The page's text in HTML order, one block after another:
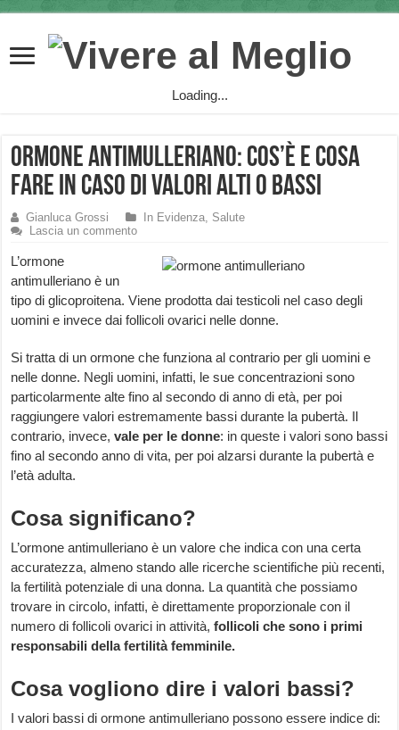
Loading...
Ormone Antimulleriano: cos’è e cosa
fare in caso di valori alti o bassi
Gianluca Grossi In Evidenza, Salute
Lascia un commento
L’ormone
antimulleriano è un
tipo di glicoproitena. Viene prodotta dai testicoli nel caso degli
uomini e invece dai follicoli ovarici nelle donne.
Si tratta di un ormone che funziona al contrario per gli uomini e
nelle donne. Negli uomini, infatti, le sue concentrazioni sono
particolarmente alte fino al secondo di anno di età, per poi
raggiungere valori estremamente bassi durante la pubertà. Il
contrario, invece,vale per le donne: in queste i valori sono bassi
fino al secondo anno di vita, per poi alzarsi durante la pubertà e
l’età adulta.
Cosa significano?
L’ormone antimulleriano è un valore che indica con una certa
accuratezza, almeno stando alle ricerche scientifiche più recenti,
la fertilità potenziale di una donna. La quantità che possiamo
trovare in circolo, infatti, è direttamente proporzionale con il
numero di follicoli ovarici in attività,follicoli che sono i primi
responsabili della fertilità femminile.
Cosa vogliono dire i valori bassi?
I valori bassi di ormone antimulleriano possono essere indice di: